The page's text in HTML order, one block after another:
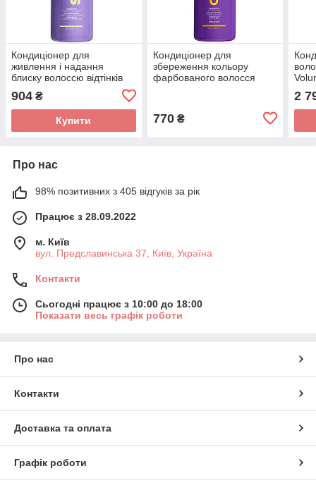
Кондиціонер для
живлення і надання
блиску волоссю відтінків
блонд Matrix Total Resils
So Silver Conditioner
904 ₴
Купити
Кондиціонер для
збереження кольору
фарбованого волосся
770₴
2
Про нас
98% позитивних з 405 відгуків за рік
Працює з 28.09.2022
м. Київ
вул. Предславинська 37, Київ, Україна
Контакти
Сьогодні працює з 10:00 до 18:00
Показати весь графік роботи
Про нас
Контакти
Доставка та оплата
Графік роботи